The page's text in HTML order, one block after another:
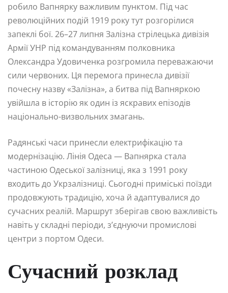
робило Вапнярку важливим пунктом. Під час
революційних подій 1919 року тут розгорілися
запеклі бої. 26–27 липня Залізна стрілецька дивізія
Армії УНР під командуванням полковника
Олександра Удовиченка розгромила переважаючи
сили червоних. Ця перемога принесла дивізії
почесну назву «Залізна», а битва під Вапняркою
увійшла в історію як один із яскравих епізодів
національно-визвольних змагань.
Радянські часи принесли електрифікацію та
модернізацію. Лінія Одеса — Вапнярка стала
частиною Одеської залізниці, яка з 1991 року
входить до Укрзалізниці. Сьогодні приміські поїзди
продовжують традицію, хоча й адаптувалися до
сучасних реалій. Маршрут зберігав свою важливість
навіть у складні періоди, з’єднуючи промислові
центри з портом Одеси.
Сучасний розклад